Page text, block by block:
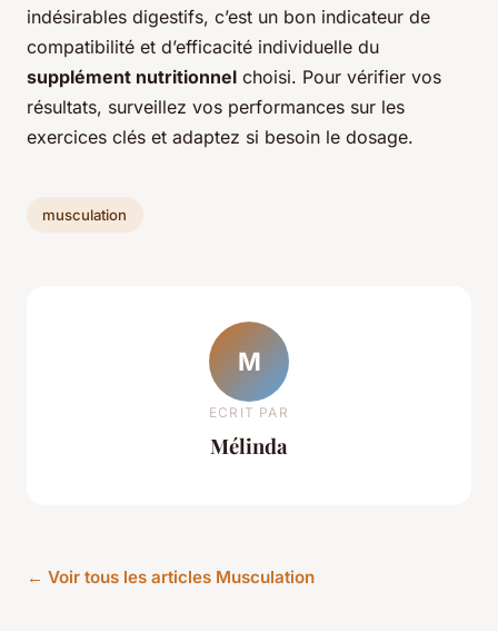
indésirables digestifs, c’est un bon indicateur de
compatibilité et d’efficacité individuelle du
supplément nutritionnel choisi. Pour vérifier vos
résultats, surveillez vos performances sur les
exercices clés et adaptez si besoin le dosage.
musculation
M
ECRIT PAR
Mélinda
← Voir tous les articles Musculation